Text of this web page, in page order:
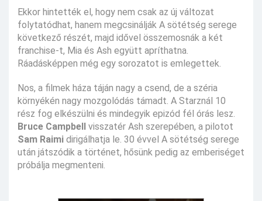
Ekkor hintették el, hogy nem csak az új változat
folytatódhat, hanem megcsinálják A sötétség serege
következő részét, majd idővel összemosnák a két
franchise-t, Mia és Ash együtt apríthatna.
Ráadásképpen még egy sorozatot is emlegettek.
Nos, a filmek háza táján nagy a csend, de a széria
környékén nagy mozgolódás támadt. A Starznál 10
rész fog elkészülni és mindegyik epizód fél órás lesz.
Bruce Campbell visszatér Ash szerepében, a pilotot
Sam Raimi dirigálhatja le. 30 évvel A sötétség serege
után játszódik a történet, hősünk pedig az emberiséget
próbálja megmenteni.